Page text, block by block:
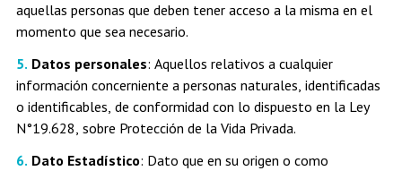
aquellas personas que deben tener acceso a la misma en el
momento que sea necesario.
Datos personales: Aquellos relativos a cualquier
información concerniente a personas naturales, identificadas
o identificables, de conformidad con lo dispuesto en la Ley
N°19.628, sobre Protección de la Vida Privada.
Dato Estadístico: Dato que en su origen o como